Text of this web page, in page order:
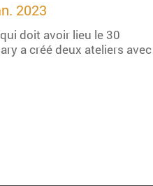
2023
doit avoir lieu le 30
a créé deux ateliers avec